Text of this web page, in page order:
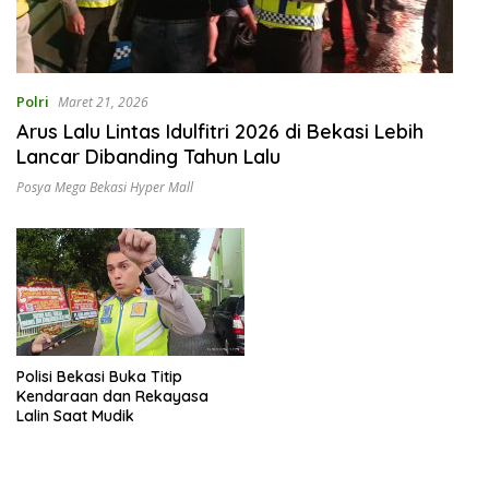
Polri Maret 21, 2026
Arus Lalu Lintas Idulfitri 2026 di Bekasi Lebih
Lancar Dibanding Tahun Lalu
Posya Mega Bekasi Hyper Mall
Polisi Bekasi Buka Titip
Kendaraan dan Rekayasa
Lalin Saat Mudik